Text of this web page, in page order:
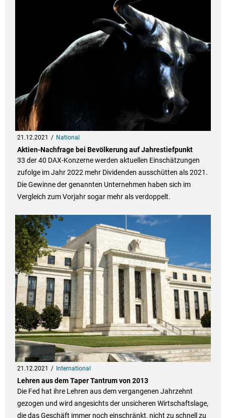
21.12.2021 National
Aktien-Nachfrage bei Bevölkerung auf Jahrestiefpunkt
33 der 40 DAX-Konzerne werden aktuellen Einschätzungen
zufolge im Jahr 2022 mehr Dividenden ausschütten als 2021.
Die Gewinne der genannten Unternehmen haben sich im
Vergleich zum Vorjahr sogar mehr als verdoppelt.
21.12.2021 International
Lehren aus dem Taper Tantrum von 2013
Die Fed hat ihre Lehren aus dem vergangenen Jahrzehnt
gezogen und wird angesichts der unsicheren Wirtschaftslage,
die das Geschäft immer noch einschränkt, nicht zu schnell zu